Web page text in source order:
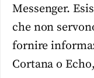
Messenger.
che non
fornire
Cortana o